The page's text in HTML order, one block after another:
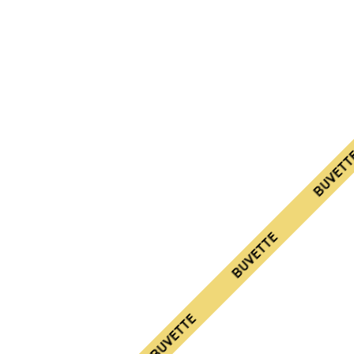
BUVETTE
BUVETTE